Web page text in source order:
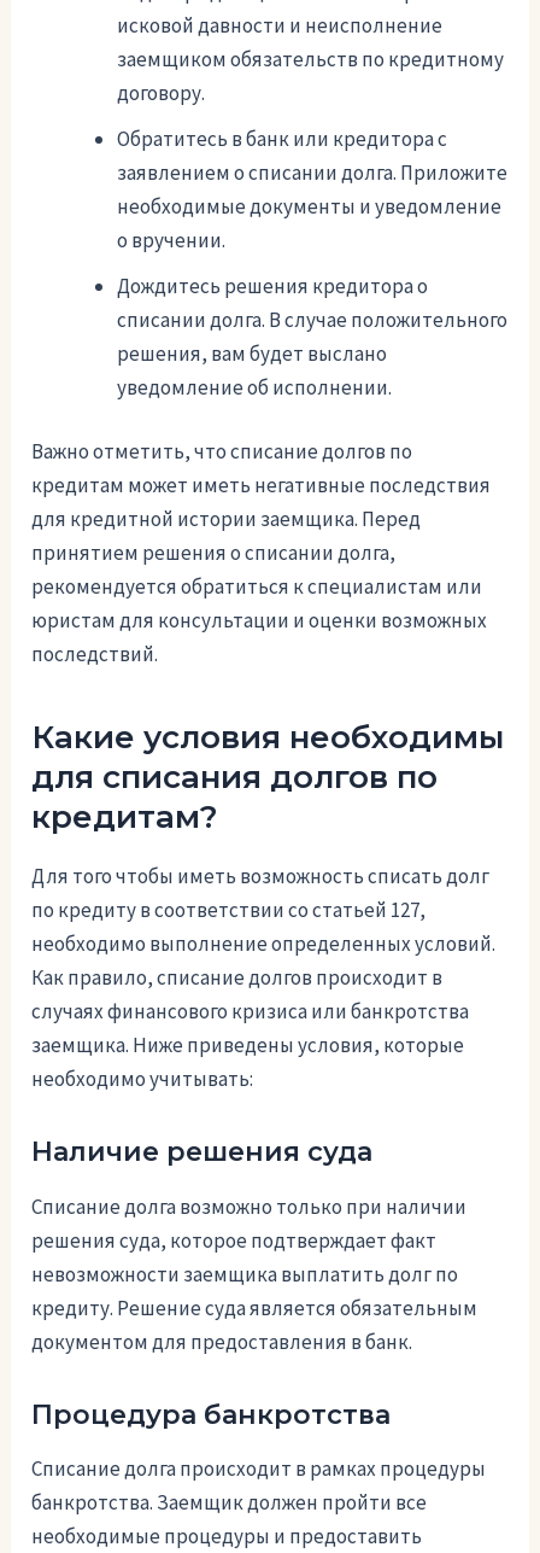
исковой давности и неисполнение
заемщиком обязательств по кредитному
договору.
Обратитесь в банк или кредитора с
заявлением о списании долга. Приложите
необходимые документы и уведомление
о вручении.
Дождитесь решения кредитора о
списании долга. В случае положительного
решения, вам будет выслано
уведомление об исполнении.
Важно отметить, что списание долгов по
кредитам может иметь негативные последствия
для кредитной истории заемщика. Перед
принятием решения о списании долга,
рекомендуется обратиться к специалистам или
юристам для консультации и оценки возможных
последствий.
Какие условия необходимы
для списания долгов по
кредитам?
Для того чтобы иметь возможность списать долг
по кредиту в соответствии со статьей 127,
необходимо выполнение определенных условий.
Как правило, списание долгов происходит в
случаях финансового кризиса или банкротства
заемщика. Ниже приведены условия, которые
необходимо учитывать:
Наличие решения суда
Списание долга возможно только при наличии
решения суда, которое подтверждает факт
невозможности заемщика выплатить долг по
кредиту. Решение суда является обязательным
документом для предоставления в банк.
Процедура банкротства
Списание долга происходит в рамках процедуры
банкротства. Заемщик должен пройти все
необходимые процедуры и предоставить